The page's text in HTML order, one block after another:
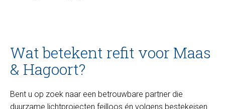
Wat betekent refit voor Maas
& Hagoort?
Bent u op zoek naar een betrouwbare partner die
duurzame lichtprojecten feilloos én volgens bestekeisen